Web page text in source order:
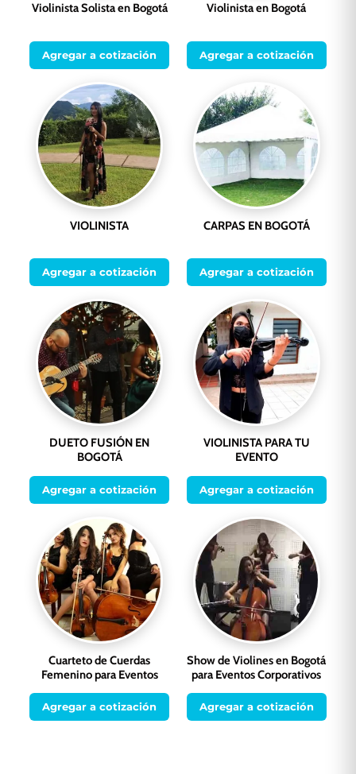
Violinista Solista en Bogotá
Agregar a cotización
Violinista en Bogotá
Agregar a cotización
VIOLINISTA
Agregar a cotización
CARPAS EN BOGOTÁ
Agregar a cotización
DUETO FUSIÓN EN
BOGOTÁ
Agregar a cotización
VIOLINISTA PARA TU
EVENTO
Agregar a cotización
Cuarteto de Cuerdas
Femenino para Eventos
Agregar a cotización
Show de Violines en Bogotá
para Eventos Corporativos
Agregar a cotización